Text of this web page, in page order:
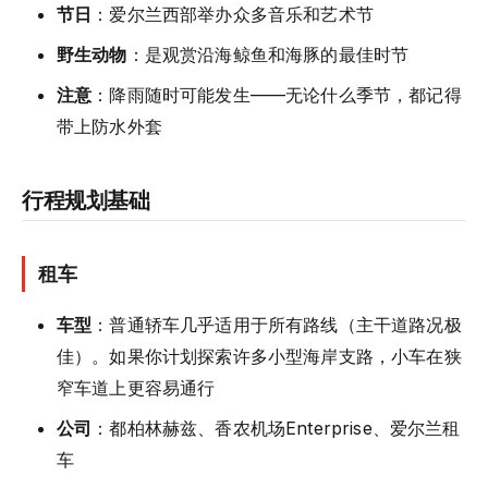
节日 ：爱尔兰西部举办众多音乐和艺术节
野生动物 ：是观赏沿海鲸鱼和海豚的最佳时节
注意 ：降雨随时可能发生——无论什么季节，都记得
带上防水外套
行程规划基础
租车
车型 ：普通轿车几乎适用于所有路线（主干道路况极
佳）。如果你计划探索许多小型海岸支路，小车在狭
窄车道上更容易通行
公司 ：都柏林赫兹、香农机场Enterprise、爱尔兰租
车